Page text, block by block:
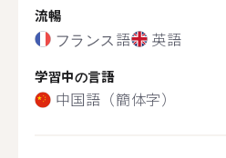
流暢
フランス語 英語
学習中の言語
中国語（簡体字）